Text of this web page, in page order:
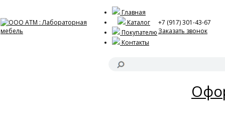
Главная
Каталог
Покупателю
Контакты
+7 (917) 301-43-67
Заказать звонок